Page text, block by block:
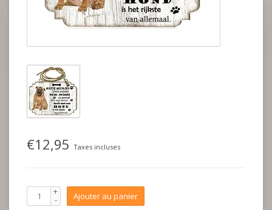
€12,95 Taxes incluses
+
- Ajouter au panier